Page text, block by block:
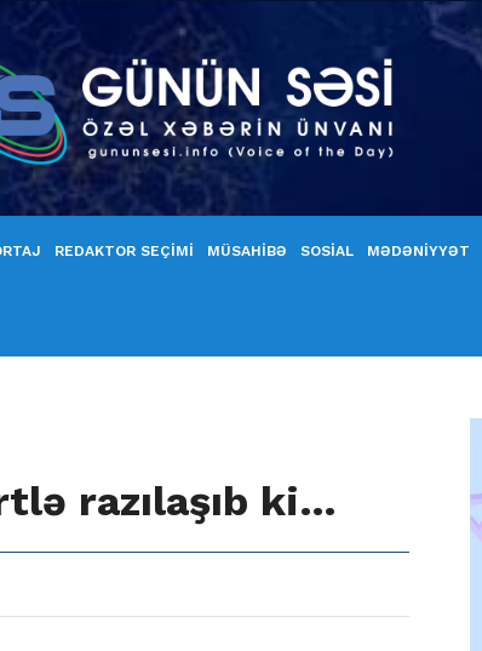
REDAKTOR SEÇİMİ MÜSAHİBƏ SOSİAL MƏDƏNİYYƏT
razılaşıb ki…